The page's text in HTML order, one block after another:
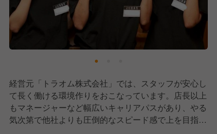
経営元「トラオム株式会社」では、スタッフが安心し
て長く働ける環境作りをおこなっています。店長以上
もマネージャーなど幅広いキャリアパスがあり、やる
気次第で他社よりも圧倒的なスピード感で上を目指せ